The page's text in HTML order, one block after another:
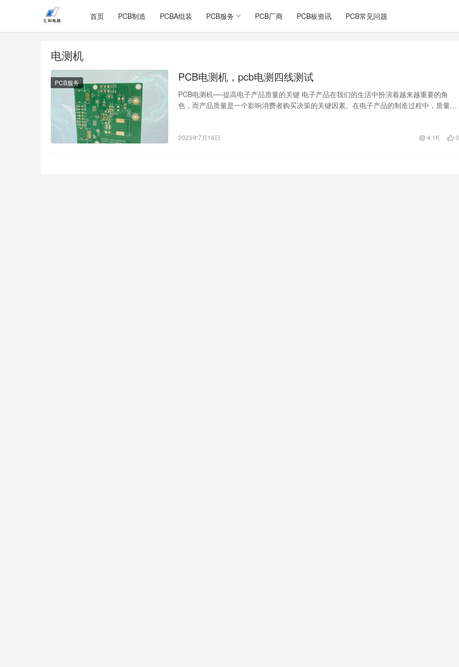
首页 PCB制造 PCBA组装 PCB服务 PCB厂商 PCB板资讯 PCB常见问题
电测机
PCB服务 PCB电测机，pcb电测四线测试
PCB电测机──提高电子产品质量的关键 电子产品在我们的生活中扮演着越来越重要的角
色，而产品质量是一个影响消费者购买决策的关键因素。在电子产品的制造过程中，质量控
2023年7月16日 4.1K 0